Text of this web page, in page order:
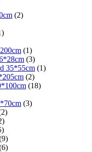
(2)
(1)
(3)
35*55cm (1)
(2)
(18)
(3)